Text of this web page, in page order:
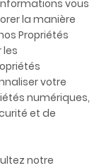
vous
la manière
Propriétés
les
votre
numériques,
et de
notre